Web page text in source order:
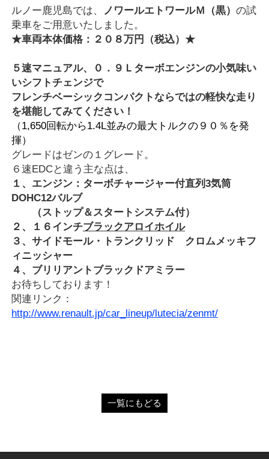
ルノー鹿児島では、 ノワールエトワールＭ（黒） の試
乗車をご用意いたしました。
★車両本体価格：２０８万円（税込）★
５速マニュアル、０．９Ｌターボエンジンの小気味い
いシフトチェンジで
フレンチベーシックコンパクトならではの軽快な走り
を堪能してみてください！
（1,650回転から1.4L並みの最大トルクの９０％を発
揮）
グレードはゼンの１グレード。
６速EDCと違う主な点は、
１、エンジン：ターボチャージャー付直列3気筒
DOHC12バルブ
（ストップ＆スタートシステム付）
２、１６インチブラックアロイホイル
３、サイドモール・トランクリッド クロムメッキフ
ィニッシャー
４、ブリリアントブラックドアミラー
お待ちしております！
関連リンク：
http://www.renault.jp/car_lineup/lutecia/zenmt/
一覧にもどる